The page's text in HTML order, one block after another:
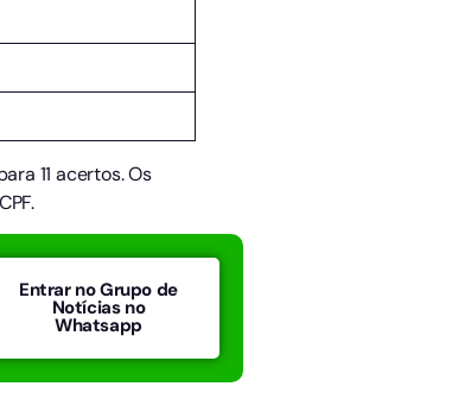
11 acertos. Os
Entrar no Grupo de
Notícias no
Whatsapp